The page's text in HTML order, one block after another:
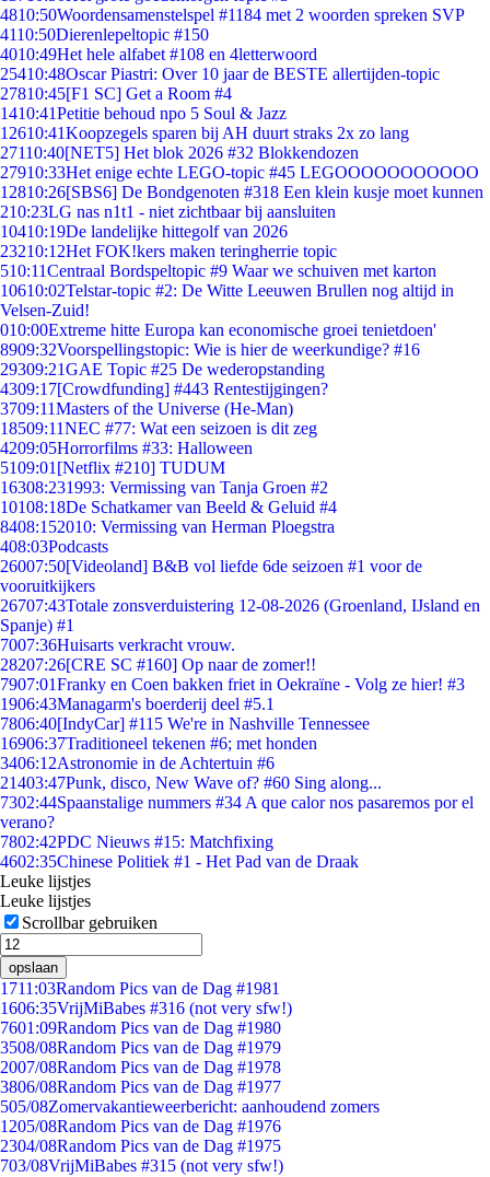
4810:50Woordensamenstelspel #1184 met 2 woorden spreken SVP
4110:50Dierenlepeltopic #150
4010:49Het hele alfabet #108 en 4letterwoord
25410:48Oscar Piastri: Over 10 jaar de BESTE allertijden-topic
27810:45[F1 SC] Get a Room #4
1410:41Petitie behoud npo 5 Soul & Jazz
12610:41Koopzegels sparen bij AH duurt straks 2x zo lang
27110:40[NET5] Het blok 2026 #32 Blokkendozen
27910:33Het enige echte LEGO-topic #45 LEGOOOOOOOOOOO
12810:26[SBS6] De Bondgenoten #318 Een klein kusje moet kunnen
210:23LG nas n1t1 - niet zichtbaar bij aansluiten
10410:19De landelijke hittegolf van 2026
23210:12Het FOK!kers maken teringherrie topic
510:11Centraal Bordspeltopic #9 Waar we schuiven met karton
10610:02Telstar-topic #2: De Witte Leeuwen Brullen nog altijd in
Velsen-Zuid!
010:00Extreme hitte Europa kan economische groei tenietdoen'
8909:32Voorspellingstopic: Wie is hier de weerkundige? #16
29309:21GAE Topic #25 De wederopstanding
4309:17[Crowdfunding] #443 Rentestijgingen?
3709:11Masters of the Universe (He-Man)
18509:11NEC #77: Wat een seizoen is dit zeg
4209:05Horrorfilms #33: Halloween
5109:01 [Netflix #210] TUDUM
16308:231993: Vermissing van Tanja Groen #2
10108:18De Schatkamer van Beeld & Geluid #4
8408:152010: Vermissing van Herman Ploegstra
408:03Podcasts
26007:50[Videoland] B&B vol liefde 6de seizoen #1 voor de
vooruitkijkers
26707:43Totale zonsverduistering 12-08-2026 (Groenland, IJsland en
Spanje) #1
7007:36Huisarts verkracht vrouw.
28207:26[CRE SC #160] Op naar de zomer!!
7907:01Franky en Coen bakken friet in Oekraïne - Volg ze hier! #3
1906:43Managarm's boerderij deel #5.1
7806:40[IndyCar] #115 We're in Nashville Tennessee
16906:37Traditioneel tekenen #6; met honden
3406:12Astronomie in de Achtertuin #6
21403:47Punk, disco, New Wave of? #60 Sing along...
7302:44Spaanstalige nummers #34 A que calor nos pasaremos por el
verano?
7802:42PDC Nieuws #15: Matchfixing
4602:35Chinese Politiek #1 - Het Pad van de Draak
Leuke lijstjes
Leuke lijstjes
Scrollbar gebruiken
opslaan
1711:03Random Pics van de Dag #1981
1606:35VrijMiBabes #316 (not very sfw!)
7601:09Random Pics van de Dag #1980
3508/08Random Pics van de Dag #1979
2007/08Random Pics van de Dag #1978
3806/08Random Pics van de Dag #1977
505/08Zomervakantieweerbericht: aanhoudend zomers
1205/08Random Pics van de Dag #1976
2304/08Random Pics van de Dag #1975
703/08VrijMiBabes #315 (not very sfw!)